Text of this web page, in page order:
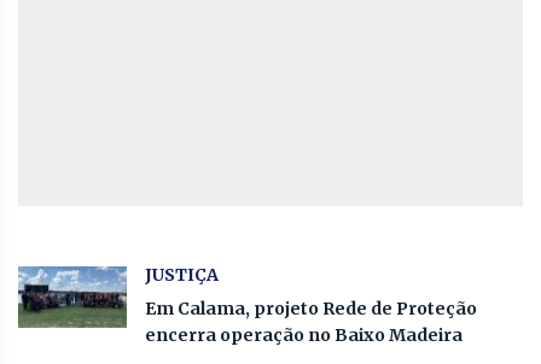
JUSTIÇA
Em Calama, projeto Rede de Proteção
encerra operação no Baixo Madeira